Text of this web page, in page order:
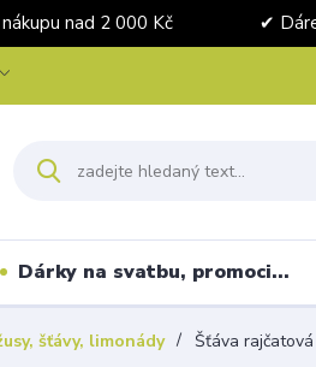
nákupu nad 2 000 Kč ✔
Dárky na svatbu, promoci...
šťávy, limonády Šťáva